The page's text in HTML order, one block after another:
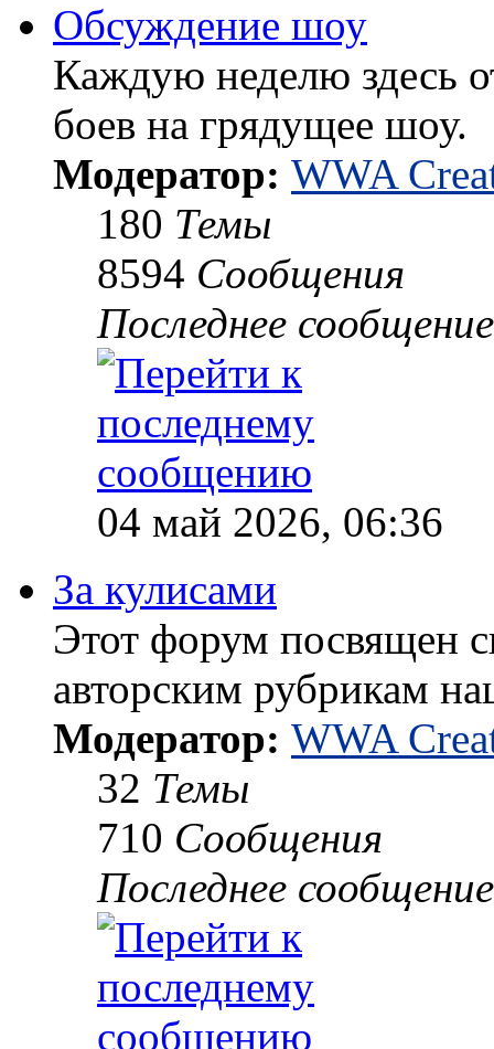
Обсуждение шоу
Каждую неделю здесь
боев на грядущее шоу.
Модератор: WWA
180 Темы
8594 Сообщения
Последнее сообщение
04 май 2026, 06:36
За кулисами
Этот форум посвящен
авторским рубрикам
Модератор: WWA
32 Темы
710 Сообщения
Последнее сообщение